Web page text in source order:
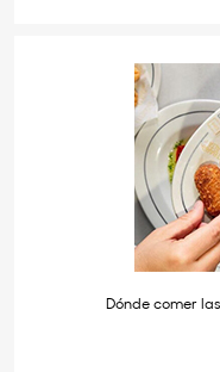
Dónde comer